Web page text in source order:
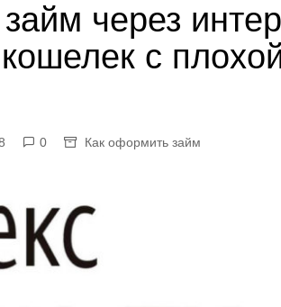
Кредитная карта
через
с
0 Как оформить займ